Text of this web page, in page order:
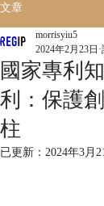
文章
國家專利
利：保護
柱
morrisyiu5
2024年2月23日
已更新： 2024年3月